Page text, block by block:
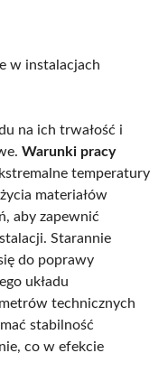
w instalacjach
na ich trwałość i
Warunki pracy
temperatury
materiałów
aby zapewnić
Starannie
do poprawy
układu
technicznych
stabilność
co w efekcie